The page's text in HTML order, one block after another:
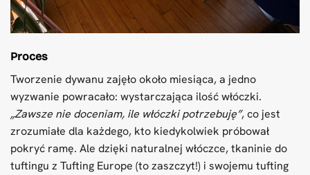
Proces
Tworzenie dywanu zajęło około miesiąca, a jedno
wyzwanie powracało: wystarczająca ilość włóczki.
„Zawsze nie doceniam, ile włóczki potrzebuję”, co jest
zrozumiałe dla każdego, kto kiedykolwiek próbował
pokryć ramę. Ale dzięki naturalnej włóczce, tkaninie do
tuftingu z Tufting Europe (to zaszczyt!) i swojemu tufting